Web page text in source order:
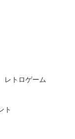
トロゲーム
ト